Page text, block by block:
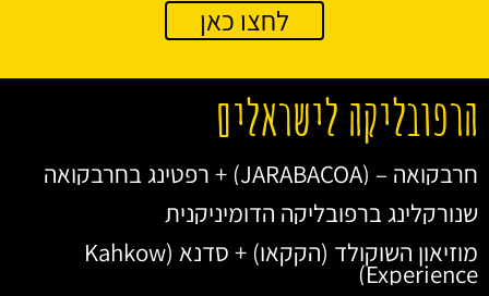
לחצו כאן
הרפובליקה לישראלים
חרבקואה – (JARABACOA) + רפטינג בחרבקואה
שנורקלינג ברפובליקה הדומיניקנית
מוזיאון השוקולד (הקקאו) + סדנא (Kahkow
Experience)